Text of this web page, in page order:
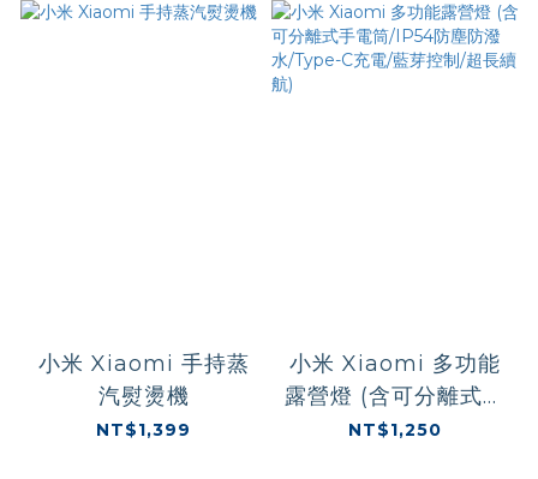
小米 Xiaomi 手持蒸
汽熨燙機
NT$1,399
小米 Xiaomi 多功能
露營燈 (含可分離式手
電筒/IP54防塵防潑
NT$1,250